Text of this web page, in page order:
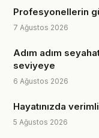
Profesyonellerin
7 Ağustos 2026
Adım adım
seviyeye
6 Ağustos 2026
Hayatınızda
5 Ağustos 2026